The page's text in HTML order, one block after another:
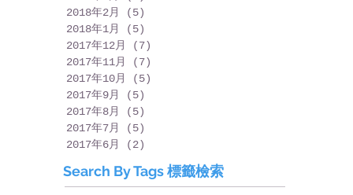
2018年2月
(5)
2018年1月
(5)
2017年12月
(7)
2017年11月
(7)
2017年10月
(5)
2017年9月
(5)
2017年8月
(5)
2017年7月
(5)
2017年6月
(2)
Search By Tags 標籤檢索